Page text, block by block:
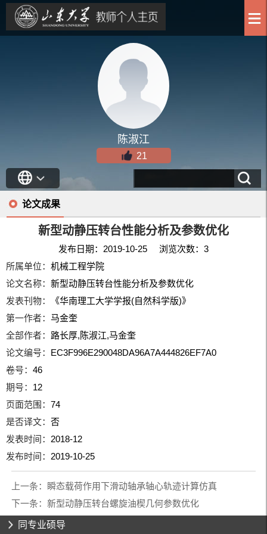
陈淑江
21
论文成果
新型动静压转台性能分析及参数优化
发布日期：2019-10-25 浏览次数： 3
所属单位：机械工程学院
论文名称：新型动静压转台性能分析及参数优化
发表刊物：
《华南理工大学学报(自然科学版)》
第一作者：马金奎
全部作者： 路长厚,陈淑江,马金奎
论文编号： EC3F996E290048DA96A7A444826EF7A0
卷号：46
期号： 12
页面范围：74
是否译文：否
发表时间： 2018-12
发布时间： 2019-10-25
上一条：
瞬态载荷作用下滑动轴承轴心轨迹计算仿真
下一条： 新型动静压转台螺旋油楔几何参数优化
同专业硕导